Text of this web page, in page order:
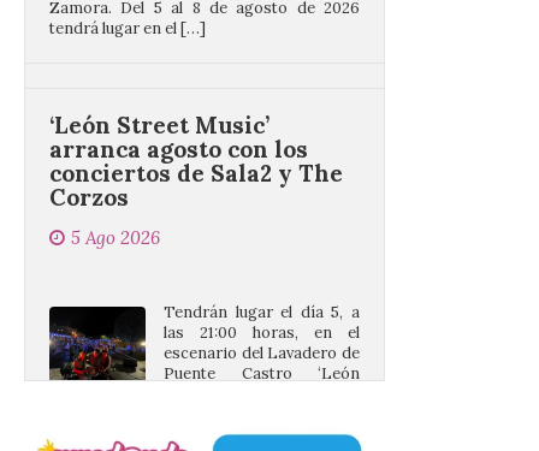
arranca agosto con los
conciertos de Sala2 y The
Corzos
5 Ago 2026
escenario del Lavadero de
Puente Castro​ ‘León
Street Music’ continúa su
periplo por los barrios de la ciudad de